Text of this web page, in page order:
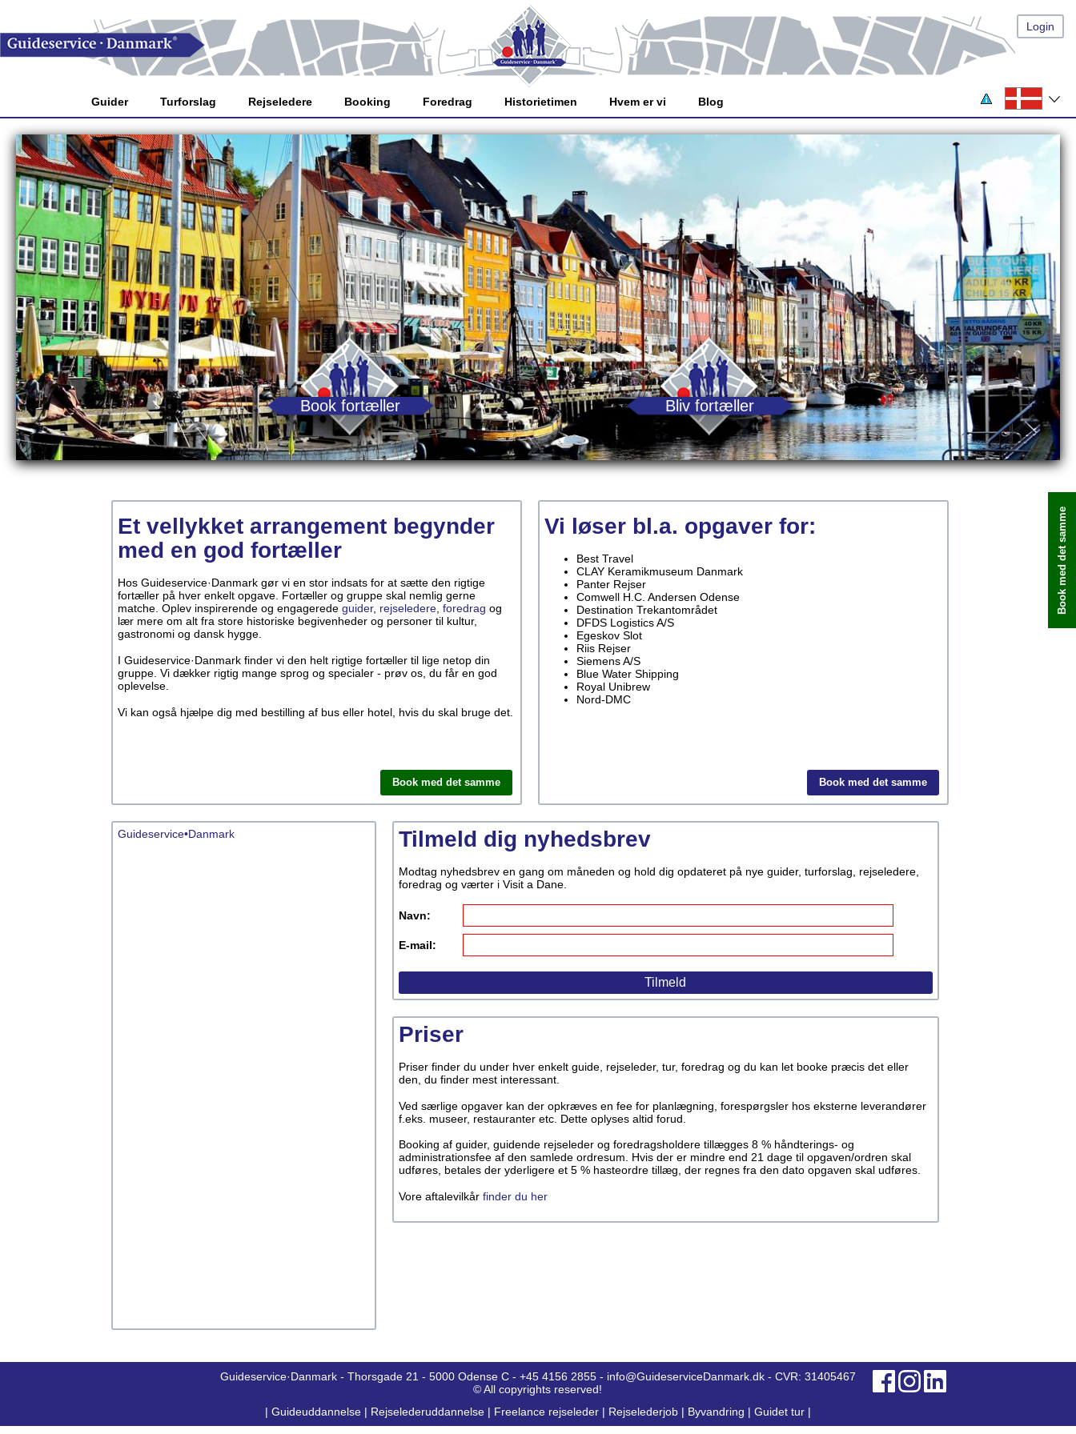
Login
Guider Turforslag Rejseledere Booking Foredrag Historietimen Hvem er vi Blog
Book fortæller Bliv fortæller
Et vellykket arrangement begynder
med en god fortæller
Hos Guideservice·Danmark gør vi en stor indsats for at sætte den rigtige
fortæller på hver enkelt opgave. Fortæller og gruppe skal nemlig gerne
matche. Oplev inspirerende og engagerede guider, rejseledere foredrag og
lær mere om alt fra store historiske begivenheder og personer til kultur,
gastronomi og dansk hygge.
I Guideservice·Danmark finder vi den helt rigtige fortæller til lige netop din
gruppe. Vi dækker rigtig mange sprog og specialer - prøv os, du får en god
oplevelse.
Vi kan også hjælpe dig med bestilling af bus eller hotel, hvis du skal bruge det.
Book med det samme
Vi løser bl.a. opgaver for:
Best Travel
CLAY Keramikmuseum Danmark
Panter Rejser
Comwell H.C. Andersen Odense
Destination Trekantområdet
DFDS Logistics A/S
Egeskov Slot
Riis Rejser
Siemens A/S
Blue Water Shipping
Royal Unibrew
Nord-DMC
Book med det samme
Guideservice•Danmark Tilmeld dig nyhedsbrev
Modtag nyhedsbrev en gang om måneden og hold dig opdateret på nye guider, turforslag, rejseledere,
foredrag og værter i Visit a Dane.
Navn:
E-mail:
Priser
Priser finder du under hver enkelt guide, rejseleder, tur, foredrag og du kan let booke præcis det eller
den, du finder mest interessant.
Ved særlige opgaver kan der opkræves en fee for planlægning, forespørgsler hos eksterne leverandører
f.eks. museer, restauranter etc. Dette oplyses altid forud.
Booking af guider, guidende rejseleder og foredragsholdere tillægges 8 % håndterings- og
administrationsfee af den samlede ordresum. Hvis der er mindre end 21 dage til opgaven/ordren skal
udføres, betales der yderligere et 5 % hasteordre tillæg, der regnes fra den dato opgaven skal udføres.
Vore aftalevilkår finder du her
Book med det samme
Guideservice·Danmark - Thorsgade 21 - 5000 Odense C - +45 4156 2855 - info@GuideserviceDanmark.dk - CVR: 31405467
© All copyrights reserved!
| Guideuddannelse | Rejselederuddannelse | Freelance rejseleder | Rejselederjob | Byvandring | Guidet tur |